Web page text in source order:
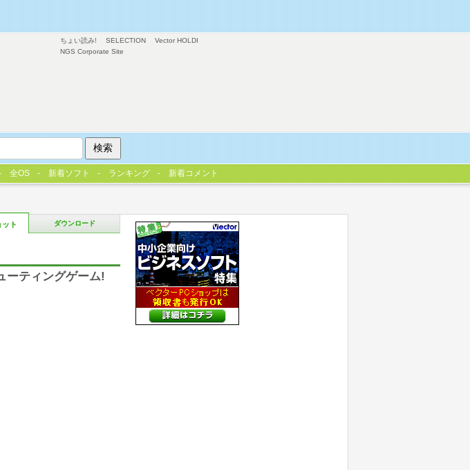
ト ダウンロード
ーティングゲーム!
ちょい読み! SELECTION
Vector HOLDI
NGS Corporate Site
全OS 新着ソフト ランキング 新着コメント